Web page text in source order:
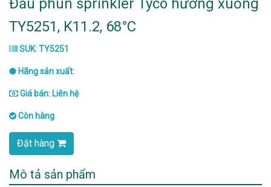
Đầu phun sprinkler Tyco hướng xuống
TY5251, K11.2, 68°C
SUK: TY5251
Hãng sản xuất:
Giá bán: Liên hệ
Còn hàng
Đặt hàng
Mô tả sản phẩm